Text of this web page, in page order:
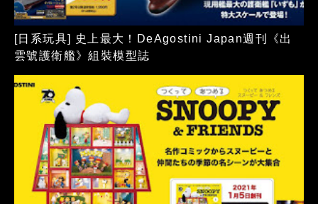
[日系玩具] 史上最大！DeAgostini Japan週刊《出
雲號護衛艦》組裝模型誌